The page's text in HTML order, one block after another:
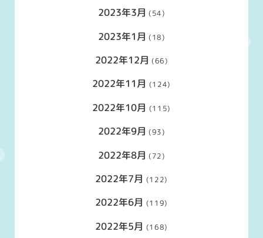
2023年3月 (54)
2023年1月 (18)
2022年12月 (66)
2022年11月 (124)
2022年10月 (115)
2022年9月 (93)
2022年8月 (72)
2022年7月 (122)
2022年6月 (119)
2022年5月 (168)